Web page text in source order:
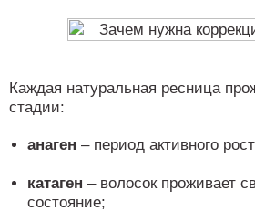
Каждая натуральная ресница
стадии:
анаген – период активного
катаген – волосок проживает
состояние;